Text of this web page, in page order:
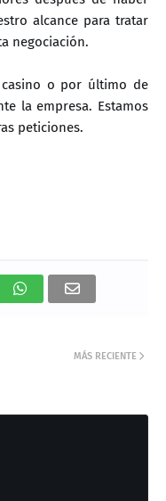
alcance para tratar
negociación.
o por último de
la empresa. Estamos
peticiones.
MÁS RECIENTE